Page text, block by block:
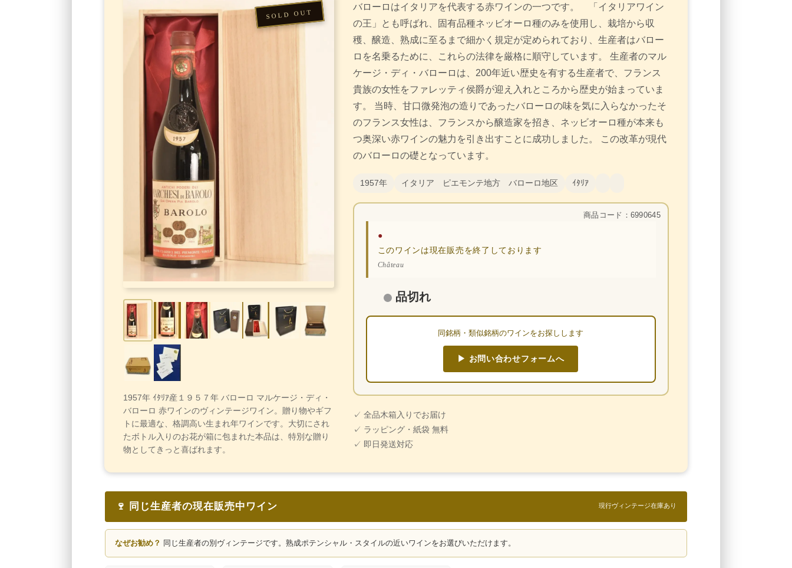
1957年 ｲﾀﾘｱ産１９５７年 バローロ マルケージ・ディ・
バローロ 赤ワインのヴィンテージワイン。贈り物やギフ
トに最適な、格調高い生まれ年ワインです。大切にされ
たボトル入りのお花が箱に包まれた本品は、特別な贈り
物としてきっと喜ばれます。
バローロはイタリアを代表する赤ワインの一つです。 「イタリアワイン
の王」とも呼ばれ、固有品種ネッビオーロ種のみを使用し、栽培から収
穫、醸造、熟成に至るまで細かく規定が定められており、生産者はバロー
ロを名乗るために、これらの法律を厳格に順守しています。 生産者のマル
ケージ・ディ・バローロは、200年近い歴史を有する生産者で、フランス
貴族の女性をファレッティ侯爵が迎え入れところから歴史が始まっていま
す。 当時、甘口微発泡の造りであったバローロの味を気に入らなかったそ
のフランス女性は、フランスから醸造家を招き、ネッビオーロ種が本来も
つ奥深い赤ワインの魅力を引き出すことに成功しました。 この改革が現代
のバローロの礎となっています。
1957年 イタリア ピエモンテ地方 バローロ地区 ｲﾀﾘｱ
商品コード：6990645
●
このワインは現在販売を終了しております
Château
品切れ
同銘柄・類似銘柄のワインをお探しします
▶ お問い合わせフォームへ
✓ 全品木箱入りでお届け
✓ ラッピング・紙袋 無料
✓ 即日発送対応
🍷 同じ生産者の現在販売中ワイン 現行ヴィンテージ在庫あり
なぜお勧め？ 同じ生産者の別ヴィンテージです。熟成ポテンシャル・スタイルの近いワインをお選びいただけます。